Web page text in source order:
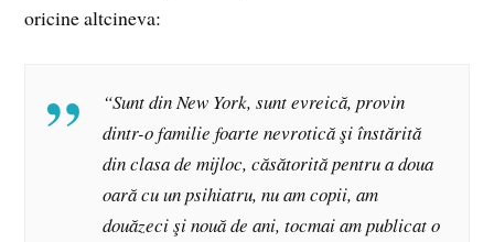
oricine altcineva:
“Sunt din New York, sunt evreică, provin
dintr-o familie foarte nevrotică şi înstărită
din clasa de mijloc, căsătorită pentru a doua
oară cu un psihiatru, nu am copii, am
douăzeci şi nouă de ani, tocmai am publicat o